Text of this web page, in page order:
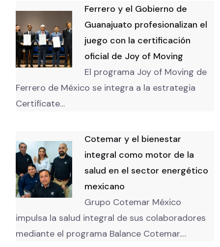
Ferrero y el Gobierno de
Guanajuato profesionalizan el
juego con la certificación
oficial de Joy of Moving
El programa Joy of Moving de
Ferrero de México se integra a la estrategia
Certifícate…
Cotemar y el bienestar
integral como motor de la
salud en el sector energético
mexicano
Grupo Cotemar México
impulsa la salud integral de sus colaboradores
mediante el programa Balance Cotemar.…